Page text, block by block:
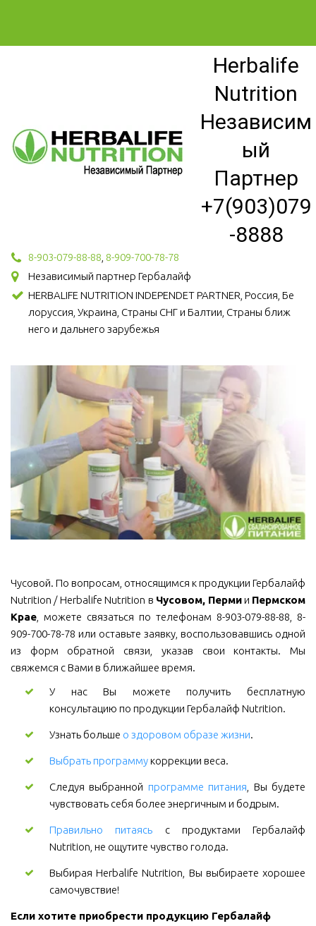
Herbalife
Nutrition
Независим
ый
Партнер
+7(903)079
-8888
8-903-079-88-88 8-909-700-78-78
Независимый партнер Гербалайф
HERBALIFE NUTRITION INDEPENDET PARTNER, Россия, Бе
лоруссия, Украина, Страны СНГ и Балтии, Страны ближ
него и дальнего зарубежья
Чусовой. По вопросам, относящимся к продукции Гербалайф
Nutrition / Herbalife Nutrition в Чусовом, Пермии Пермском
Крае, можете связаться по телефонам 8-903-079-88-88, 8-
909-700-78-78 или оставьте заявку, воспользовавшись одной
из форм обратной связи, указав свои контакты. Мы
свяжемся с Вами в ближайшее время.
У нас Вы можете получить бесплатную
консультацию по продукции Гербалайф Nutrition.
Узнать больше о здоровом образе жизни.
Выбрать программукоррекции веса.
Следуя выбранной программе питания , Вы будете
чувствовать себя более энергичным и бодрым.
Правильно питаясь с продуктами Гербалайф
Nutrition, не ощутите чувство голода.
Выбирая Herbalife Nutrition, Вы выбираете хорошее
самочувствие!
Если хотите приобрести продукцию Гербалайф